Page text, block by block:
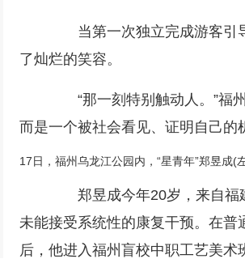
当第一次独立完成游客引导
了灿烂的笑容。
“那一刻特别触动人。”福州
而是一个被社会看见、证明自己的
17日，福州乌龙江公园内，“星青年”郑昱
郑昱成今年20岁，来自福
未能接受系统性的康复干预。在
后，他进入福州盲校中职工艺美术